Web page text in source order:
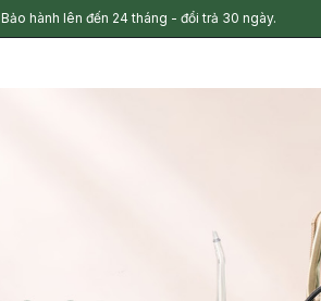
Bảo hành lên đến 24 tháng - đổi trả 30 ngày.